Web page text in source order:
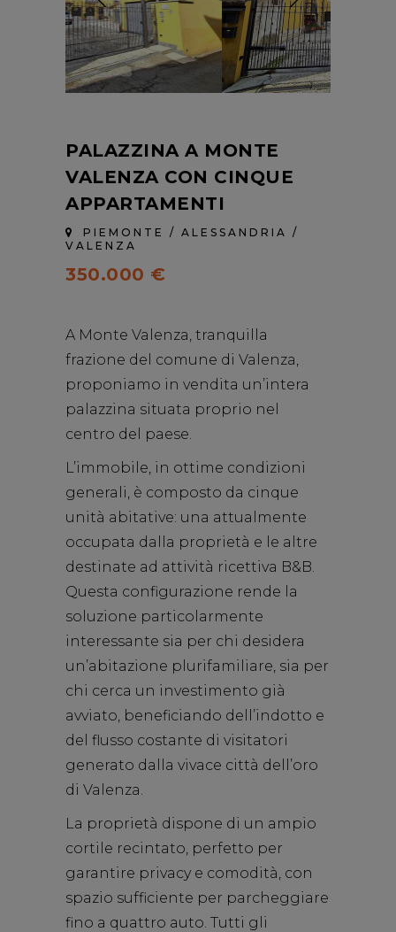
PALAZZINA A MONTE
VALENZA CON CINQUE
APPARTAMENTI
PIEMONTE / ALESSANDRIA /
VALENZA
350.000 €
A Monte Valenza, tranquilla
frazione del comune di Valenza,
proponiamo in vendita un’intera
palazzina situata proprio nel
centro del paese.
L’immobile, in ottime condizioni
generali, è composto da cinque
unità abitative: una attualmente
occupata dalla proprietà e le altre
destinate ad attività ricettiva B&B.
Questa configurazione rende la
soluzione particolarmente
interessante sia per chi desidera
un’abitazione plurifamiliare, sia per
chi cerca un investimento già
avviato, beneficiando dell’indotto e
del flusso costante di visitatori
generato dalla vivace città dell’oro
di Valenza.
La proprietà dispone di un ampio
cortile recintato, perfetto per
garantire privacy e comodità, con
spazio sufficiente per parcheggiare
fino a quattro auto. Tutti gli